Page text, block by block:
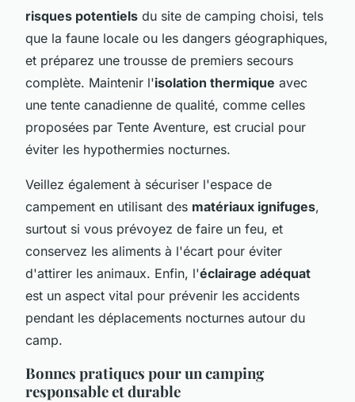
risques potentiels du site de camping choisi, tels
que la faune locale ou les dangers géographiques,
et préparez une trousse de premiers secours
complète. Maintenir l'isolation thermique avec
une tente canadienne de qualité, comme celles
proposées par Tente Aventure, est crucial pour
éviter les hypothermies nocturnes.
Veillez également à sécuriser l'espace de
campement en utilisant des matériaux ignifuges,
surtout si vous prévoyez de faire un feu, et
conservez les aliments à l'écart pour éviter
d'attirer les animaux. Enfin, l'éclairage adéquat
est un aspect vital pour prévenir les accidents
pendant les déplacements nocturnes autour du
camp.
Bonnes pratiques pour un camping
responsable et durable